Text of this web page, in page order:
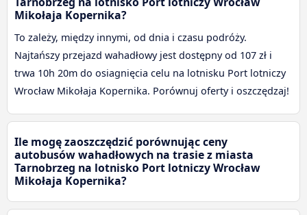
Mikołaja Kopernika?
To zależy, między innymi, od dnia i czasu podróży.
Najtańszy przejazd wahadłowy jest dostępny od 107 zł i
trwa 10h 20m do osiagnięcia celu na lotnisku Port lotniczy
Wrocław Mikołaja Kopernika. Porównuj oferty i oszczędzaj!
Ile mogę zaoszczędzić porównując ceny
autobusów wahadłowych na trasie z miasta
Tarnobrzeg na lotnisko Port lotniczy Wrocław
Mikołaja Kopernika?